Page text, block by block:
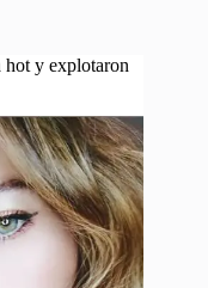
hot y explotaron